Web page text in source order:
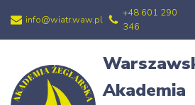
Przejdź
treści
info@wiatr.waw.pl
+48 601 290
346
Akademia